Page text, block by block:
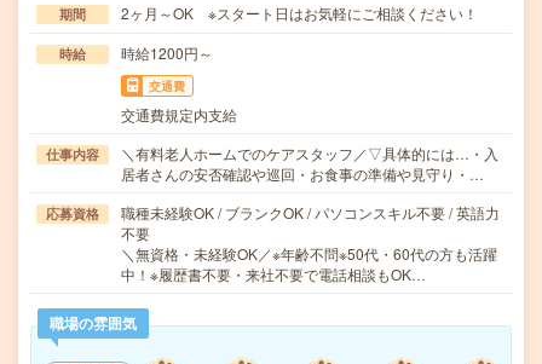
期間 2ヶ月～OK ※スタート日はお気軽にご相談ください！
時給 時給1200円～
交通費
交通費規定内支給
仕事内容
＼有料老人ホームでのケアスタッフ／▽具体的には…・入
居者さんの安否確認や巡回・お食事の準備や見守り・…
応募資格
職種未経験OK / ブランクOK / パソコンスキル不要 / 英語力
不要
＼無資格・未経験OK／※年齢不問※50代・60代の方も活躍
中！※履歴書不要・来社不要で電話相談もOK…
職場の雰囲気